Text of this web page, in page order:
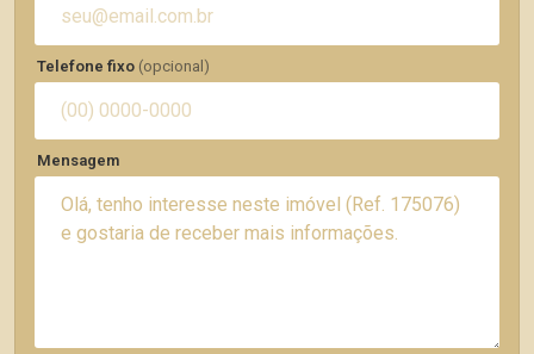
Telefone fixo (opcional)
Mensagem